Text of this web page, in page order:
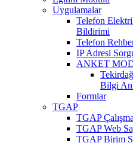
Uygulamalar
Telefon
Bildirimi
Telefon
IP Adresi
ANKET
Bilgi
Formlar
TGAP
TGAP
TGAP Web
TGAP Birim